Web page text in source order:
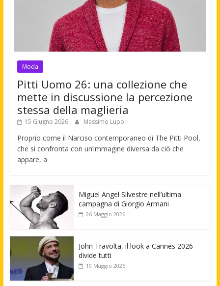
Moda
Pitti Uomo 26: una collezione che
mette in discussione la percezione
stessa della maglieria
15 Giugno 2026 Massimo Lupo
Proprio come il Narciso contemporaneo di The Pitti Pool,
che si confronta con un’immagine diversa da ciò che
appare, a
Miguel Angel Silvestre nell’ultima
campagna di Giorgio Armani
26 Maggio 2026
John Travolta, il look a Cannes 2026
divide tutti
19 Maggio 2026